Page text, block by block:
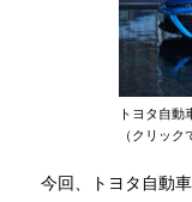
トヨタ自動
（クリック
今回、トヨタ自動